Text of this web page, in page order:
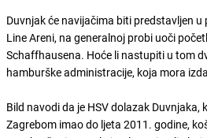
Duvnjak će navijačima biti predstavljen
Line Areni, na generalnoj probi uoči
Schaffhausena. Hoće li nastupiti u tom
hamburške administracije, koja mora
Bild navodi da je HSV dolazak Duvnjaka,
Zagrebom imao do ljeta 2011. godine,